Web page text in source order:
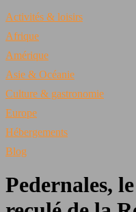
Activités & loisirs
Afrique
Amérique
Asie & Océanie
Culture & gastronomie
Europe
Hébergements
Blog
Pedernales,